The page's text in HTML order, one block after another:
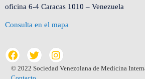
oficina 6-4 Caracas 1010 – Venezuela
Consulta en el mapa
© 2022 Sociedad Venezolana de Medicina